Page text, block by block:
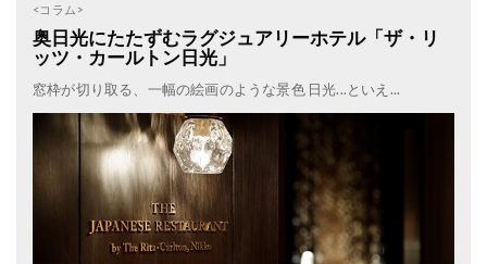
<コラム>
奥日光にたたずむラグジュアリーホテル「ザ・リ
ッツ・カールトン日光」
窓枠が切り取る、一幅の絵画のような景色 日光...といえ...